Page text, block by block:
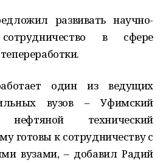
развивать научно-
сотрудничество в сфере
один из ведущих
вузов – Уфимский
нефтяной технический
готовы к сотрудничеству с
вузами, – добавил Радий